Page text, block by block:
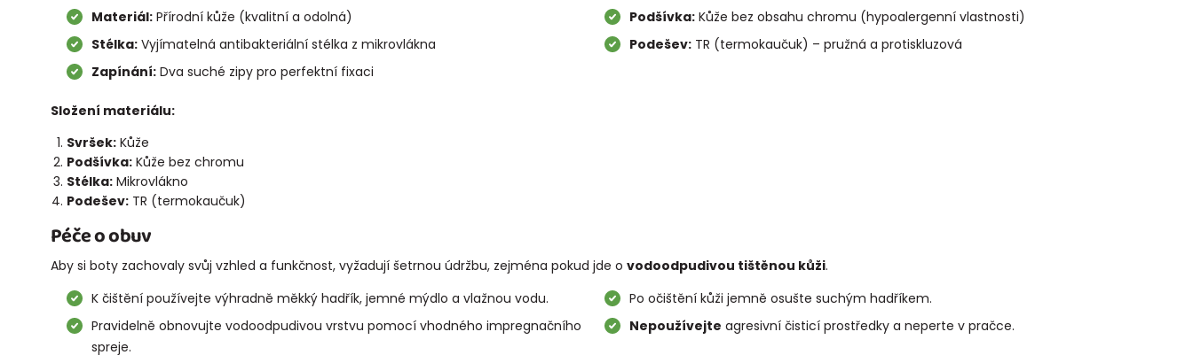
Materiál:Přírodní kůže (kvalitní a odolná) Podšívka:Kůže bez obsahu chromu (hypoalergenní vlastnosti)
Stélka:Vyjímatelná antibakteriální stélka z mikrovlákna Podešev:TR (termokaučuk) – pružná a protiskluzová
Zapínání:Dva suché zipy pro perfektní fixaci
Složení materiálu:
Svršek:Kůže
Podšívka:Kůže bez chromu
Stélka:Mikrovlákno
Podešev:TR (termokaučuk)
Péče o obuv
Aby si boty zachovaly svůj vzhled a funkčnost, vyžadují šetrnou údržbu, zejména pokud jde o vodoodpudivou tištěnou kůži.
K čištění používejte výhradně měkký hadřík, jemné mýdlo a vlažnou vodu.
Po očištění kůži jemně osušte suchým hadříkem.
Pravidelně obnovujte vodoodpudivou vrstvu pomocí vhodného impregnačního
spreje.
Nepoužívejte agresivní čisticí prostředky a neperte v pračce.